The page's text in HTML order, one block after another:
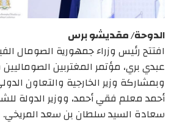
الدوحة/ مقديشو برس
افتتح رئيس وزراء جمهورية الصومال
عبدي بري، مؤتمر المغتربين
وبمشاركة وزير الخارجية والتعاون
أحمد معلم فقي أحمد، ووزير الدولة
سعادة السيد سلطان بن سعد المريخي.